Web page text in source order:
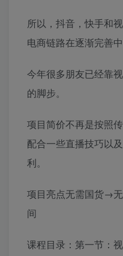
所以，抖音，快手和
电商链路在逐渐完善中
今年很多朋友已经靠
的脚步。
项目简价不再是按照
配合一些直播技巧以
利。
项目亮点无需国货→
间
课程目录：第一节：